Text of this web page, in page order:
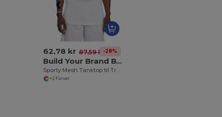
62,78 kr 87,59 kr-28%
Build Your Brand BY009
Sporty Mesh Tanktop til Træning og Basketball
+2 Farver